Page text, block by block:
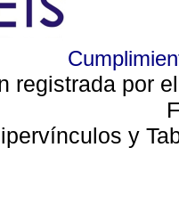
registrada por
y